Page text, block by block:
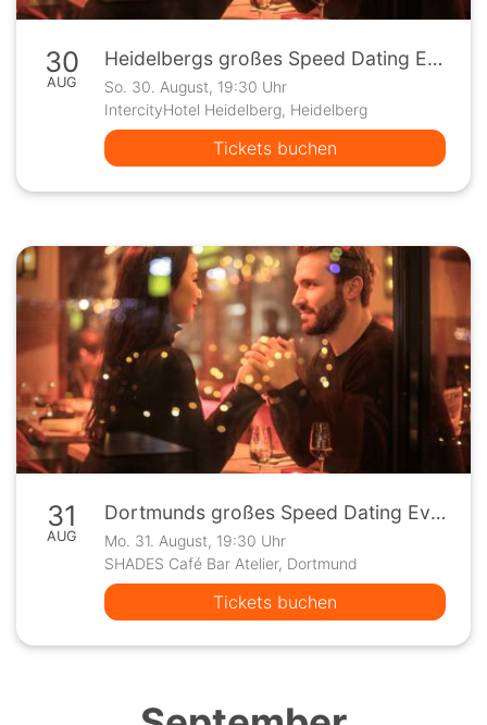
30
AUG
Heidelbergs großes Speed Dating Event
So. 30. August, 19:30 Uhr
IntercityHotel Heidelberg, Heidelberg
Tickets buchen
31
AUG
Dortmunds großes Speed Dating Event
Mo. 31. August, 19:30 Uhr
SHADES Café Bar Atelier, Dortmund
Tickets buchen